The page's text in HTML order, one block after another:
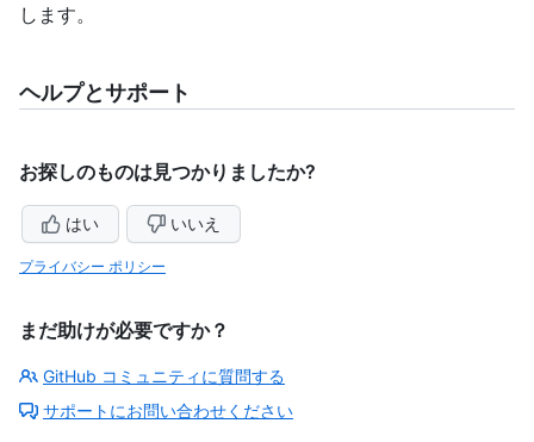
します。
ヘルプとサポート
お探しのものは見つかりましたか?
はい いいえ
プライバシー ポリシー
まだ助けが必要ですか？
GitHub コミュニティに質問する
サポートにお問い合わせください